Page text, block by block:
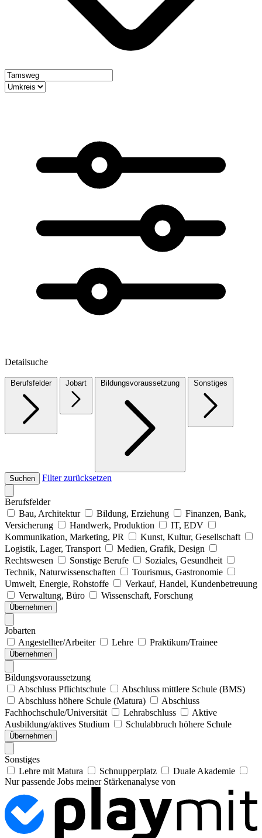
Detailsuche
Berufsfelder Jobart Bildungsvoraussetzung Sonstiges
Suchen Filter zurücksetzen
Berufsfelder
Bau, Architektur
Bildung, Erziehung
Finanzen, Bank,
Versicherung
Handwerk, Produktion
IT, EDV
Kommunikation, Marketing, PR
Kunst, Kultur, Gesellschaft
Logistik, Lager, Transport
Medien, Grafik, Design
Rechtswesen
Sonstige Berufe
Soziales, Gesundheit
Technik, Naturwissenschaften
Tourismus, Gastronomie
Umwelt, Energie, Rohstoffe
Verkauf, Handel, Kundenbetreuung
Verwaltung, Büro
Wissenschaft, Forschung
Übernehmen
Jobarten
Angestellter/Arbeiter
Lehre Praktikum/Trainee
Übernehmen
Bildungsvoraussetzung
Abschluss Pflichtschule
Abschluss mittlere Schule (BMS)
Abschluss höhere Schule (Matura)
Abschluss
Fachhochschule/Universität
Lehrabschluss
Aktive
Ausbildung/aktives Studium
Schulabbruch höhere Schule
Übernehmen
Sonstiges
Lehre mit Matura
Schnupperplatz
Duale Akademie
Nur passende Jobs meiner Stärkenanalyse von